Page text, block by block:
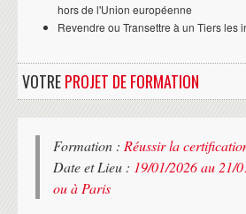
hors de l'Union européenne
Revendre ou Transettre à un Tiers les
VOTREPROJET DE FORMATION
Formation : Réussir la
Date et Lieu : 19/01/2026 au 21/
ou à Paris